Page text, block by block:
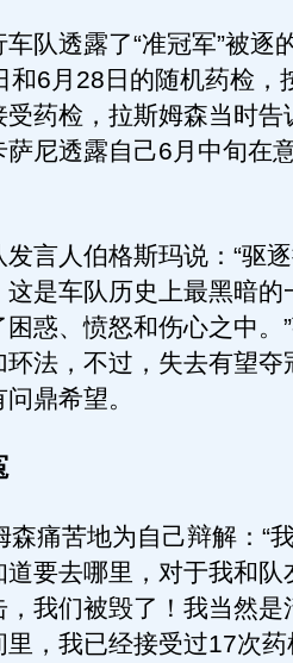
透露了“准冠军”被逐
和6月28日的随机药检，
药检，拉斯姆森当时告
尼透露自己6月中旬在
人伯格斯玛说：“驱逐
这是车队历史上最黑暗的
惑、愤怒和伤心之中。
法，不过，失去有望夺
鼎希望。
痛苦地为自己辩解：“
要去哪里，对于我和队
我们被毁了！我当然是
，我已经接受过17次